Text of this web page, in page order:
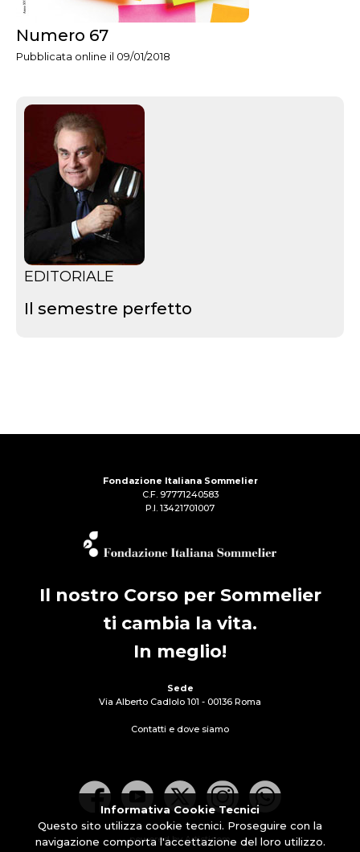
Numero 67
Pubblicata online il 09/01/2018
EDITORIALE
Il semestre perfetto
Fondazione Italiana Sommelier
C.F. 97771240583
P.I. 13421701007
Il nostro Corso per Sommelier
ti cambia la vita.
In meglio!
Sede
Via Alberto Cadlolo 101 - 00136 Roma
Contatti e dove siamo
powered by Artisticom
Informativa Cookie Tecnici
Questo sito utilizza cookie tecnici. Proseguire con la
navigazione comporta l'accettazione del loro utilizzo.